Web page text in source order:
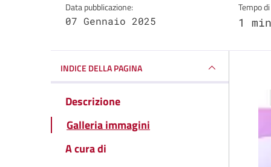
Data pubblicazione:
07 Gennaio 2025
Tempo
1 min
INDICE DELLA PAGINA
Descrizione
Galleria immagini
A cura di